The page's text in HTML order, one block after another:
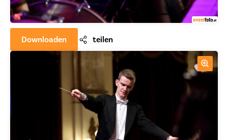
Downloaden teilen